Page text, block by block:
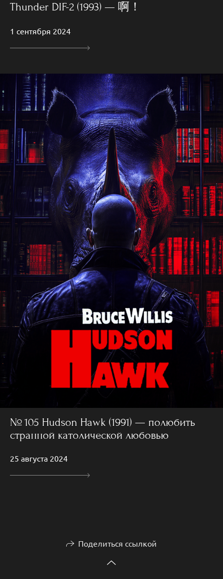
Thunder DIF-2 (1993) — 啊！
1 сентября 2024
№ 105 Hudson Hawk (1991) — полюбить
странной католической любовью
25 августа 2024
Поделиться ссылкой